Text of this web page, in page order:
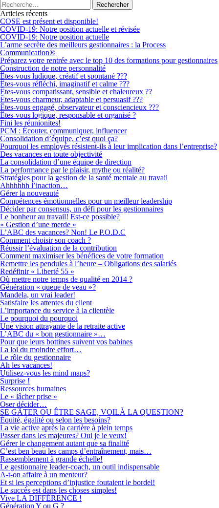
Articles récents
COSE est présent et disponible!
COVID-19: Notre position actuelle et révisée
COVID-19: Notre position actuelle
L’arme secrète des meilleurs gestionnaires : la Process
Communication®
Préparez votre rentrée avec le top 10 des formations pour gestionnaires
Construction de notre personnalité
Êtes-vous ludique, créatif et spontané ???
Êtes-vous réfléchi, imaginatif et calme ???
Êtes-vous compatissant, sensible et chaleureux ??
Êtes-vous charmeur, adaptable et persuasif ???
Êtes-vous engagé, observateur et consciencieux ???
Êtes-vous logique, responsable et organisé ?
Fini les réunionites!
PCM : Écouter, communiquer, influencer
Consolidation d’équipe, c’est quoi ça?
Pourquoi les employés résistent-ils à leur implication dans l’entreprise?
Des vacances en toute objectivité
La consolidation d’une équipe de direction
La performance par le plaisir, mythe ou réalité?
Stratégies pour la gestion de la santé mentale au travail
Ahhhhhh l’inaction…
Gérer la nouveauté
Compétences émotionnelles pour un meilleur leadership
Décider par consensus, un défi pour les gestionnaires
Le bonheur au travail! Est-ce possible?
« Gestion d’une merde »
L’ABC des vacances? Non! Le P.O.D.C
Comment choisir son coach ?
Réussir l’évaluation de la contribution
Comment maximiser les bénéfices de votre formation
Remettre les pendules à l’heure – Obligations des salariés
Redéfinir « Liberté 55 »
Où mettre notre temps de qualité en 2014 ?
Génération « queue de veau »?
Mandela, un vrai leader!
Satisfaire les attentes du client
L’importance du service à la clientèle
Le pourquoi du pourquoi
Une vision attrayante de la retraite active
L’ABC du « bon gestionnaire »…
Pour que leurs bottines suivent vos babines
La loi du moindre effort…
Le rôle du gestionnaire
Ah les vacances!
Utilisez-vous les mind maps?
Surprise !
Ressources humaines
Le « lâcher prise »
Oser décider…
SE GÂTER OU ÊTRE SAGE, VOILÀ LA QUESTION?
Équité, égalité ou selon les besoins?
La vie active après la carrière à plein temps
Passer dans les majeures? Oui je le veux!
Gérer le changement autant que sa finalité
C’est ben beau les camps d’entraînement, mais…
Rassemblement à grande échelle!
Le gestionnaire leader-coach, un outil indispensable
A-t-on affaire à un menteur?
Et si les perceptions d’injustice foutaient le bordel!
Le succès est dans les choses simples!
Vive LA DIFFÉRENCE !
Génération Y ou G ?